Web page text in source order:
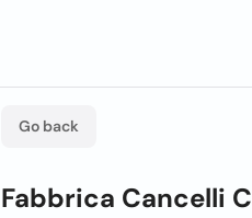
Go back
Fabbrica Cancelli